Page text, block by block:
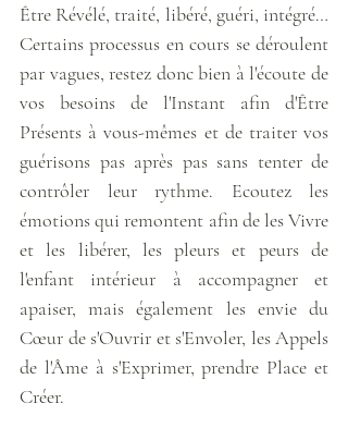
Être Révélé, traité, libéré, guéri, intégré…
Certains processus en cours se déroulent
par vagues, restez donc bien à l'écoute de
vos besoins de l'Instant afin d'Être
Présents à vous-mêmes et de traiter vos
guérisons pas après pas sans tenter de
contrôler leur rythme. Ecoutez les
émotions qui remontent afin de les Vivre
et les libérer, les pleurs et peurs de
l'enfant intérieur à accompagner et
apaiser, mais également les envie du
Cœur de s'Ouvrir et s'Envoler, les Appels
de l'Âme à s'Exprimer, prendre Place et
Créer.